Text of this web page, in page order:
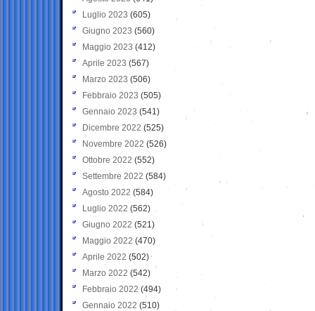
Luglio 2023 (605)
Giugno 2023 (560)
Maggio 2023 (412)
Aprile 2023 (567)
Marzo 2023 (506)
Febbraio 2023 (505)
Gennaio 2023 (541)
Dicembre 2022 (525)
Novembre 2022 (526)
Ottobre 2022 (552)
Settembre 2022 (584)
Agosto 2022 (584)
Luglio 2022 (562)
Giugno 2022 (521)
Maggio 2022 (470)
Aprile 2022 (502)
Marzo 2022 (542)
Febbraio 2022 (494)
Gennaio 2022 (510)